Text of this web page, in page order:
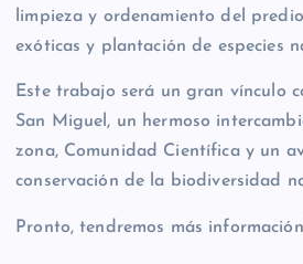
limpieza y ordenamiento del
exóticas y plantación de especies
Este trabajo será un gran vínculo
San Miguel, un hermoso
zona, Comunidad Científica y un
conservación de la biodiversidad
Pronto, tendremos más